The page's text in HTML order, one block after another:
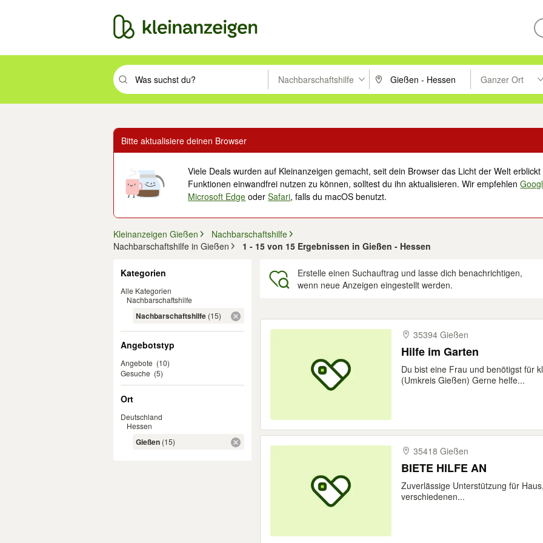
Suchbegriff eingeben. Eingabetaste drücken um zu suchen, oder Vorschläge mit den Pfeiltasten nach oben/
Nachbarschaftshilfe PLZ oder Ort eingeben. Eingabetaste
Ganzer Ort
Suche im
Bitte aktualisiere deinen Browser
Viele Deals wurden auf Kleinanzeigen gemacht, seit dein Browser das Licht der Welt
Funktionen einwandfrei nutzen zu können, solltest du ihn aktualisieren. Wir empfehlen
Microsoft Edge oderSafari, falls du macOS benutzt.
Kleinanzeigen Gießen
Nachbarschaftshilfe
Nachbarschaftshilfe in Gießen
1 - 15 von 15 Ergebnissen in Gießen - Hessen
Kategorien
Alle Kategorien
Nachbarschaftshilfe
Nachbarschaftshilfe (15)
Angebotstyp
Angebote (10)
Gesuche (5)
Ort
Deutschland
Hessen
Gießen (15)
Erstelle einen Suchauftrag und lasse dich benachrichtigen,
wenn neue Anzeigen eingestellt werden.
35394 Gießen
Hilfe im Garten
Du bist eine Frau und benötigst für
(Umkreis Gießen) Gerne helfe...
35418 Gießen
BIETE HILFE AN
Zuverlässige Unterstützung für
verschiedenen...